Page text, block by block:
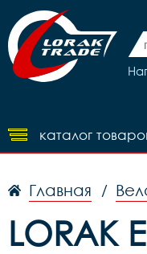
каталог
Главная /
LORAK